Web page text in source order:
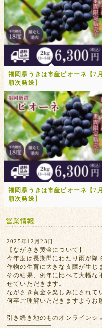
福岡県うきは市産ピオーネ【7月
順次発送】
福岡県うきは市産ピオーネ【7月
順次発送】
2025年12月23日
【ながさき黄金について】
今年度は長期間にわたり雨が降
作物の生育に大きな支障が生じ
その結果、例年に比べて大幅な
せていただきます。
ながさき黄金を楽しみにされて
何卒ご理解いただきますようお
引き続き地のものオンラインシ